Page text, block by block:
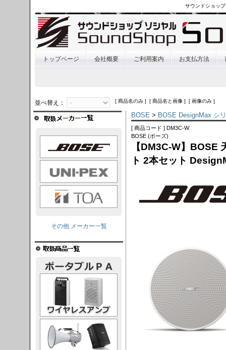
サウンドショッ
トップページ 会社概要 ご利用案内 お支払方法
並べ替え： [ 商品名のみ ] [ 商品名と画像 ] [ 画像のみ ]
BOSE > BOSE DesignMax シ
[ 商品コード ] DM3C-W
BOSE (ボーズ)
【DM3C-W】BOSE
ト 2本セット
その他 メーカー一覧